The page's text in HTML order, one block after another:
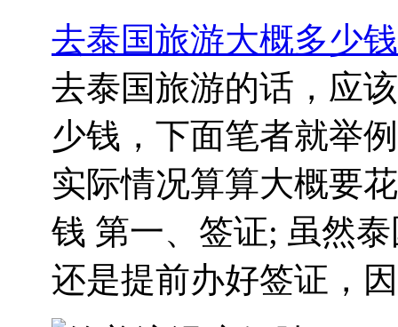
去泰国旅游大概多少钱
去泰国旅游的话，应
少钱，下面笔者就举
实际情况算算大概要
钱 第一、签证; 虽然
还是提前办好签证，